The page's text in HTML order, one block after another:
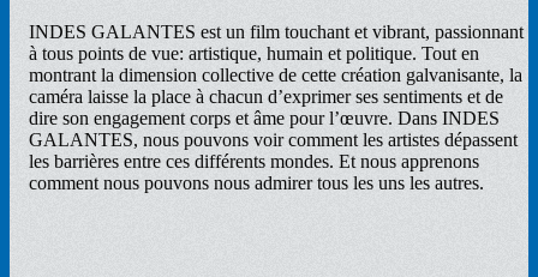
INDES GALANTES est un film touchant et vibrant, passionnant
à tous points de vue: artistique, humain et politique. Tout en
montrant la dimension collective de cette création galvanisante, la
caméra laisse la place à chacun d’exprimer ses sentiments et de
dire son engagement corps et âme pour l’œuvre. Dans INDES
GALANTES, nous pouvons voir comment les artistes dépassent
les barrières entre ces différents mondes. Et nous apprenons
comment nous pouvons nous admirer tous les uns les autres.